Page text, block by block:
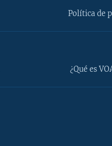
Política de
¿Qué es